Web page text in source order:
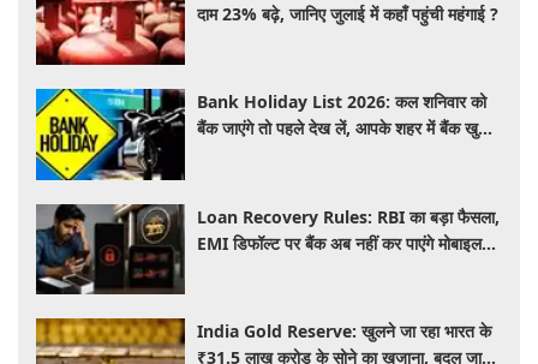
दाम 23% बढ़े, जानिए जुलाई में कहाँ पहुंची महंगाई ?
Bank Holiday List 2026: कल शनिवार को
बैंक जाएंगे तो पहले देख लें, आपके शहर में बैंक खुले
Loan Recovery Rules: RBI का बड़ा फैसला,
EMI डिफॉल्ट पर बैंक अब नहीं कर पाएंगे मोबाइल
India Gold Reserve: खुलने जा रहा भारत के
₹31.5 लाख करोड़ के सोने का खजाना, बदल जाएगा